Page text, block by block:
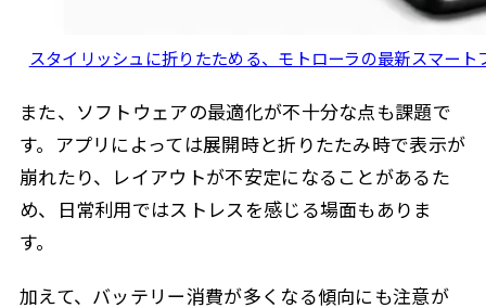
スタイリッシュに折りたためる、モトローラの最新スマー
また、ソフトウェアの最適化が不十分な点も課題で
す。アプリによっては展開時と折りたたみ時で表示が
崩れたり、レイアウトが不安定になることがあるた
め、日常利用ではストレスを感じる場面もありま
す。
加えて、バッテリー消費が多くなる傾向にも注意が